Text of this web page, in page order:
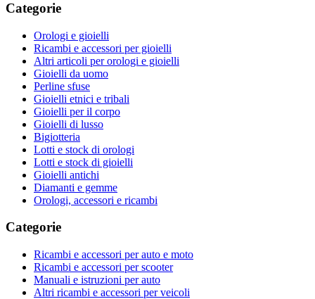
Categorie
Orologi e gioielli
Ricambi e accessori per gioielli
Altri articoli per orologi e gioielli
Gioielli da uomo
Perline sfuse
Gioielli etnici e tribali
Gioielli per il corpo
Gioielli di lusso
Bigiotteria
Lotti e stock di orologi
Lotti e stock di gioielli
Gioielli antichi
Diamanti e gemme
Orologi, accessori e ricambi
Categorie
Ricambi e accessori per auto e moto
Ricambi e accessori per scooter
Manuali e istruzioni per auto
Altri ricambi e accessori per veicoli